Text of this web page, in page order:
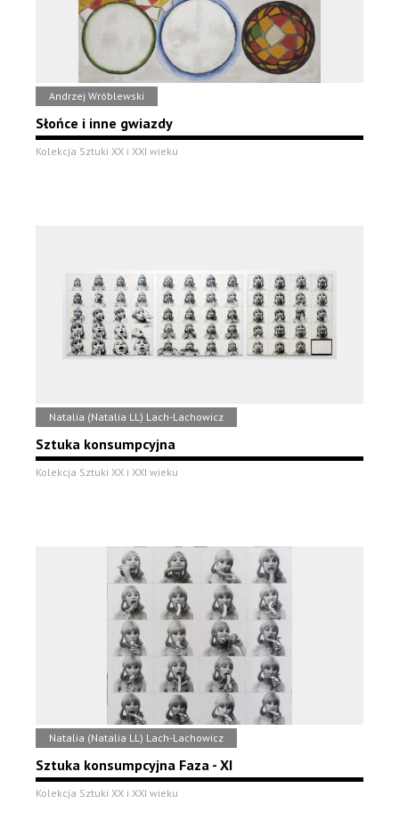
Andrzej Wróblewski
Słońce i inne gwiazdy
Kolekcja Sztuki XX i XXI wieku
Natalia (Natalia LL) Lach-Lachowicz
Sztuka konsumpcyjna
Kolekcja Sztuki XX i XXI wieku
Natalia (Natalia LL) Lach-Lachowicz
Sztuka konsumpcyjna Faza - XI
Kolekcja Sztuki XX i XXI wieku